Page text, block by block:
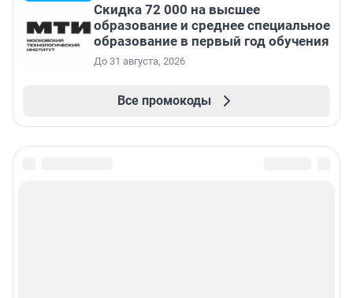
Скидка 72 000 на высшее
образование и среднее специальное
образование в первый год обучения
До 31 августа, 2026
Все промокоды